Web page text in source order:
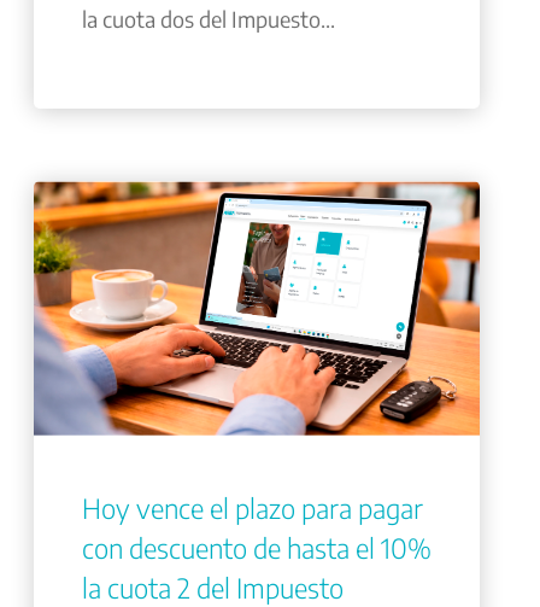
la cuota dos del Impuesto...
Hoy vence el plazo para pagar
con descuento de hasta el 10%
la cuota 2 del Impuesto